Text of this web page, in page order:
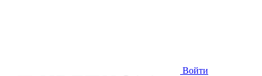
Войти